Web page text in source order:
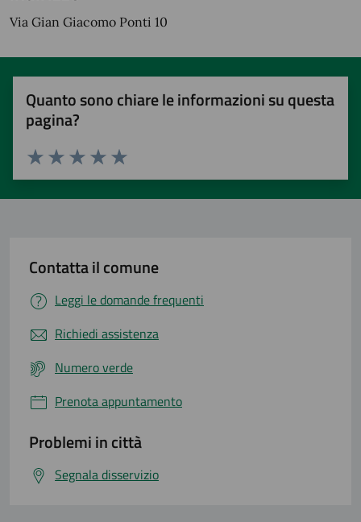
Via Gian Giacomo Ponti 10
Quanto sono chiare le informazioni su questa
pagina?
Valuta 5 stelle su 5
Valuta 4 stelle su 5
Valuta 3 stelle su 5
Valuta 2 stelle su 5
Valuta 1 stelle su 5
Contatta il comune
Leggi le domande frequenti
Richiedi assistenza
Numero verde
Prenota appuntamento
Problemi in città
Segnala disservizio